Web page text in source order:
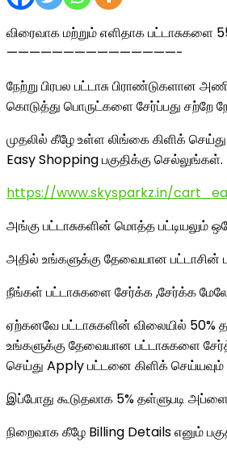
விரைவாக மற்றும் எளிதாக பட்டாசுகளை
———————————————-
நேற்று பிரபல பட்டாசு பிராண்டுகளான
கொடுத்து பொருட்களை சேர்ப்பது சற்றே
முதலில் கீழே உள்ள லிங்கை கிளிக் செய்து
Easy Shopping பகுதிக்கு செல்லுங்கள்.
https://www.skysparkz.in/
அங்கு பட்டாசுகளின் மொத்த பட்டியலும்
அதில் உங்களுக்கு தேவையான பட்டாசின்
நீங்கள் பட்டாசுகளை சேர்க்க ,சேர்க்க
ஏற்கனவே பட்டாசுகளின் விலையில் 50%
உங்களுக்கு தேவையான பட்டாசுகளை
செய்து Apply பட்டனை கிளிக்
இப்போது கூடுதலாக 5% தள்ளுபடி
நிறைவாக கீழே Billing Details எனும்